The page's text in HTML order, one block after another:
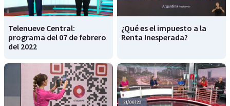
Telenueve Central:
programa del 07 de febrero
del 2022
¿Qué es el impuesto a la
Renta Inesperada?